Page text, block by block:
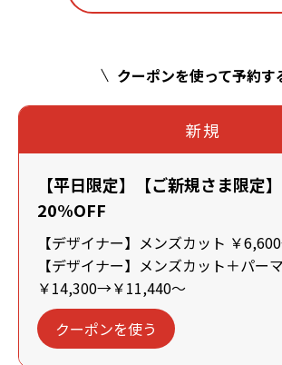
クーポンを使って予約す
新規
【平日限定】【ご新規さま限定
20%OFF
【デザイナー】メンズカット ￥
【デザイナー】メンズカット＋パーマ
￥14,300→￥11,440～
クーポンを使う